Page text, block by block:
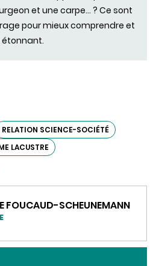
et une carpe… ? Ce sont
pour mieux comprendre et
RELATION SCIENCE-SOCIÉTÉ
LACUSTRE
FOUCAUD-SCHEUNEMANN